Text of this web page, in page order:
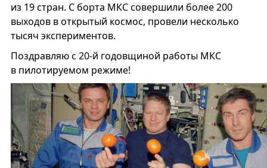
из 19 стран. С борта МКС совершили более 200
выходов в открытый космос, провели несколько
тысяч экспериментов.
Поздравляю с 20-й годовщиной работы МКС
в пилотируемом режиме!